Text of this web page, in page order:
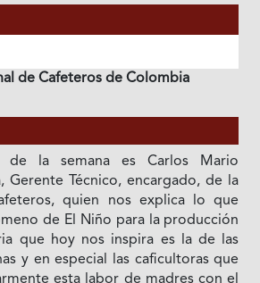
de Cafeteros de Colombia
de la semana es Carlos Mario
Gerente Técnico, encargado, de la
quien nos explica lo que
de El Niño para la producción
que hoy nos inspira es la de las
y en especial las caficultoras que
esta labor de madres con el